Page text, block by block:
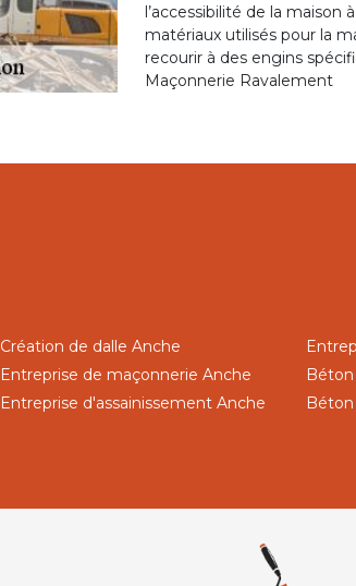
l’accessibilité de la maison
matériaux utilisés pour la
recourir à des engins
Maçonnerie Ravalement
Création de dalle Anche
Entreprise de maçonnerie Anche
Entreprise d'assainissement Anche